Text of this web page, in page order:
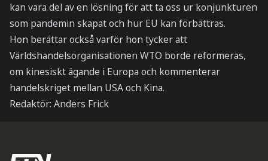
kan vara del av en lösning för att ta oss ur konjunkturen
som pandemin skapat och hur EU kan förbättras.
Hon berättar också varför hon tycker att
Världshandelsorganisationen WTO borde reformeras,
om kinesiskt ägande i Europa och kommenterar
handelskriget mellan USA och Kina.
Redaktör: Anders Frick